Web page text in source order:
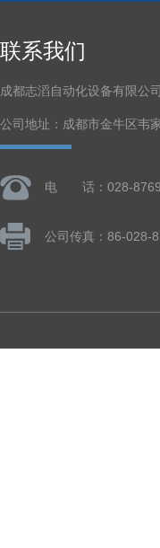
联系我们
成都志滔自动化设备有限公司
公司地址：成都市金牛区韦
电 话：028-
公司传真：86-028-